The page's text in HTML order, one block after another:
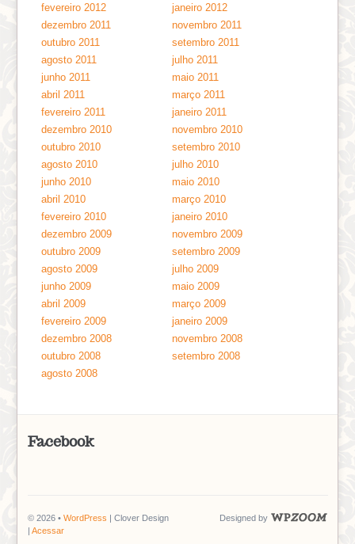
fevereiro 2012
janeiro 2012
dezembro 2011
novembro 2011
outubro 2011
setembro 2011
agosto 2011
julho 2011
junho 2011
maio 2011
abril 2011
março 2011
fevereiro 2011
janeiro 2011
dezembro 2010
novembro 2010
outubro 2010
setembro 2010
agosto 2010
julho 2010
junho 2010
maio 2010
abril 2010
março 2010
fevereiro 2010
janeiro 2010
dezembro 2009
novembro 2009
outubro 2009
setembro 2009
agosto 2009
julho 2009
junho 2009
maio 2009
abril 2009
março 2009
fevereiro 2009
janeiro 2009
dezembro 2008
novembro 2008
outubro 2008
setembro 2008
agosto 2008
Facebook
© 2026 • WordPress | Clover Design
| Acessar
Designed by